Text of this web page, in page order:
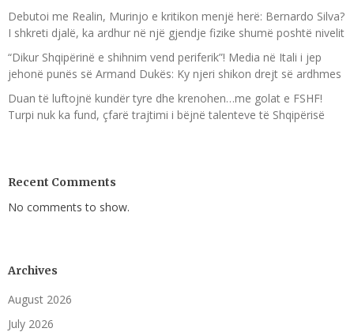
Debutoi me Realin, Murinjo e kritikon menjë herë: Bernardo Silva?
I shkreti djalë, ka ardhur në një gjendje fizike shumë poshtë nivelit
“Dikur Shqipërinë e shihnim vend periferik”! Media në Itali i jep
jehonë punës së Armand Dukës: Ky njeri shikon drejt së ardhmes
Duan të luftojnë kundër tyre dhe krenohen…me golat e FSHF!
Turpi nuk ka fund, çfarë trajtimi i bëjnë talenteve të Shqipërisë
Recent Comments
No comments to show.
Archives
August 2026
July 2026